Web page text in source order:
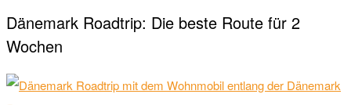
Dänemark Roadtrip: Die beste Route für 2
Wochen